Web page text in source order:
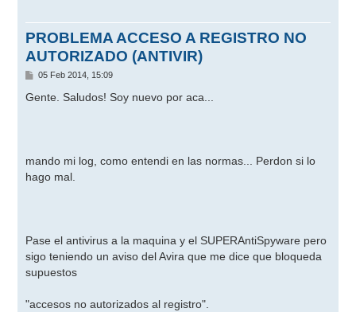
PROBLEMA ACCESO A REGISTRO NO
AUTORIZADO (ANTIVIR)
M
n
05 Feb 2014, 15:09
Gente. Saludos! Soy nuevo por aca...
mando mi log, como entendi en las normas... Perdon si lo
hago mal.
Pase el antivirus a la maquina y el SUPERAntiSpyware pero
sigo teniendo un aviso del Avira que me dice que bloqueda
supuestos
"accesos no autorizados al registro".